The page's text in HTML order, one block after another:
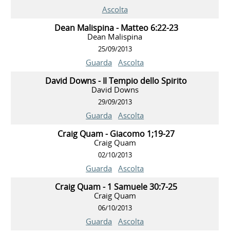
Ascolta
Dean Malispina - Matteo 6:22-23
Dean Malispina
25/09/2013
Guarda Ascolta
David Downs - Il Tempio dello Spirito
David Downs
29/09/2013
Guarda Ascolta
Craig Quam - Giacomo 1;19-27
Craig Quam
02/10/2013
Guarda Ascolta
Craig Quam - 1 Samuele 30:7-25
Craig Quam
06/10/2013
Guarda Ascolta